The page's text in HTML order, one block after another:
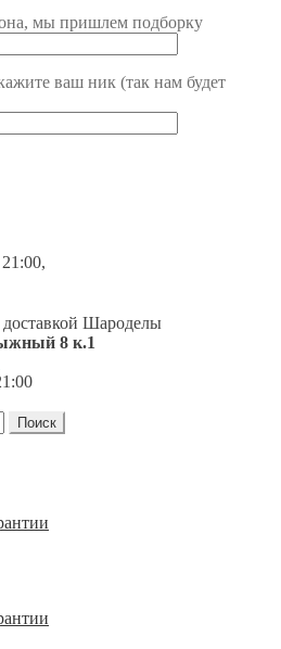
мы пришлем подборку
ваш ник (так нам будет
,
Шароделы
8 к.1
Поиск